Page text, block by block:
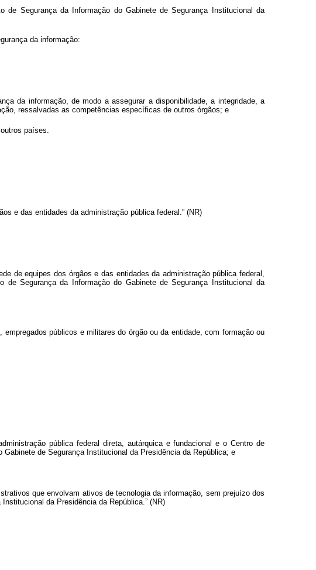
de Segurança da Informação do Gabinete de Segurança Institucional da
da informação:
da informação, de modo a assegurar a disponibilidade, a integridade, a
ressalvadas as competências específicas de outros órgãos; e
países.
e das entidades da administração pública federal.” (NR)
de equipes dos órgãos e das entidades da administração pública federal,
de Segurança da Informação do Gabinete de Segurança Institucional da
públicos e militares do órgão ou da entidade, com formação ou
pública federal direta, autárquica e fundacional e o Centro de
de Segurança Institucional da Presidência da República; e
que envolvam ativos de tecnologia da informação, sem prejuízo dos
da Presidência da República.” (NR)